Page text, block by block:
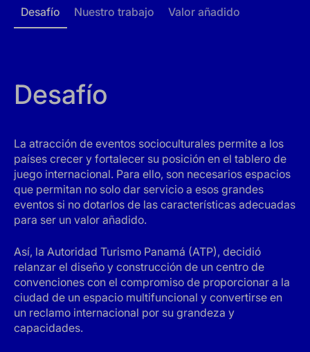
Desafío Nuestro trabajo Valor añadido
Desafío
La atracción de eventos socioculturales permite a los
países crecer y fortalecer su posición en el tablero de
juego internacional. Para ello, son necesarios espacios
que permitan no solo dar servicio a esos grandes
eventos si no dotarlos de las características adecuadas
para ser un valor añadido.
Así, la Autoridad Turismo Panamá (ATP), decidió
relanzar el diseño y construcción de un centro de
convenciones con el compromiso de proporcionar a la
ciudad de un espacio multifuncional y convertirse en
un reclamo internacional por su grandeza y
capacidades.